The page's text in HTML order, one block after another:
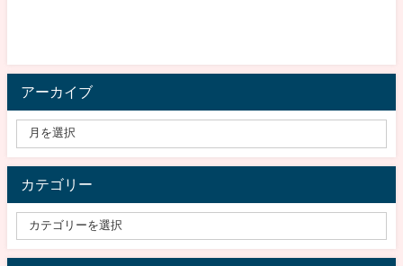
アーカイブ
カテゴリー